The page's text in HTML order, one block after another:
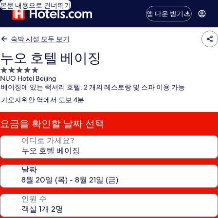
본문 내용으로 건너뛰기
앱 다운 받기
숙박 시설 모두 보기
누오 호텔 베이징
5.0
성
급
숙
박
시
설
NUO Hotel Beijing
베이징에 있는 럭셔리 호텔, 2 개의 레스토랑 및 스파 이용 가능
가오자위안 역에서 도보 4분
요금을 확인할 날짜 선택
어디로 가세요?
날짜
인원 수